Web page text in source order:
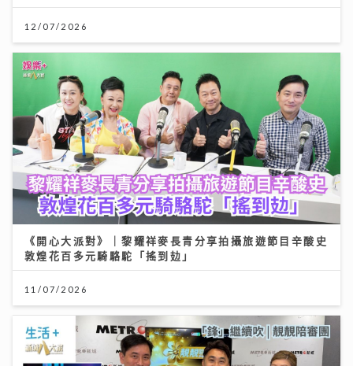
12/07/2026
《開心大派對》｜黎耀祥麥長青分享拍攝旅遊節目辛酸史
敦煌花百多元騎駱駝「搖到攰」
11/07/2026